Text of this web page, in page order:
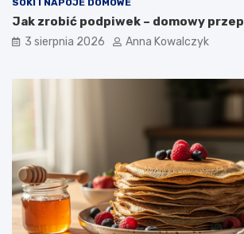
Jak zrobić podpiwek – domowy
3 sierpnia 2026 Anna Kowalczyk